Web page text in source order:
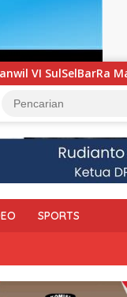
Program PANDE
SPORTS